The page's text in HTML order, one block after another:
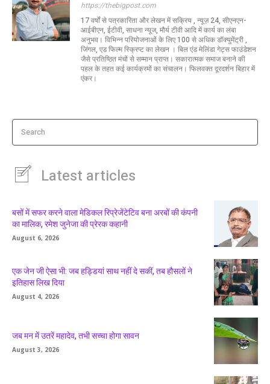
o
o
A
p
p
n g
er
https://thebigpost.com
17 वर्षों से पत्रकारिता और लेखन में सक्रिय , न्यूज़ 24, सीएनएन-
आईबीएन, ईटीवी, साधना न्यूज, मौर्य टीवी आदि में कार्य का लंबा
अनुभव। विभिन्न परियोजनाओं के लिए 100 से अधिक डॉक्युमेंट्री ,
जिंगल, एड फिल्म स्क्रिप्ट का लेखन । बिल एंड मेलिंडा गेट्स फाउंडेशन
जैसे प्रतिष्ठित मंचों से सम्मान प्राप्त। सकारात्मक समाज बनाने की
पहल के तहत कई कार्यक्रमों का संचालन। फिलवक्त दूरदर्शन बिहार में
एंकर।
Search
Latest articles
बसों में सफर करने वाला मेडिकल रिप्रेजेंटेटिव बना अरबों की कंपनी
का मालिक, रमेश जुनेजा की प्रेरक कहानी
August 6, 2026
एक जेन जी ऐसा भी: जब हड्डियां साथ नहीं दे सकीं, तब हौसलों ने
इतिहास लिख दिया
August 4, 2026
जब मन में उतरें महादेव, तभी सच्चा होगा सावन
August 3, 2026